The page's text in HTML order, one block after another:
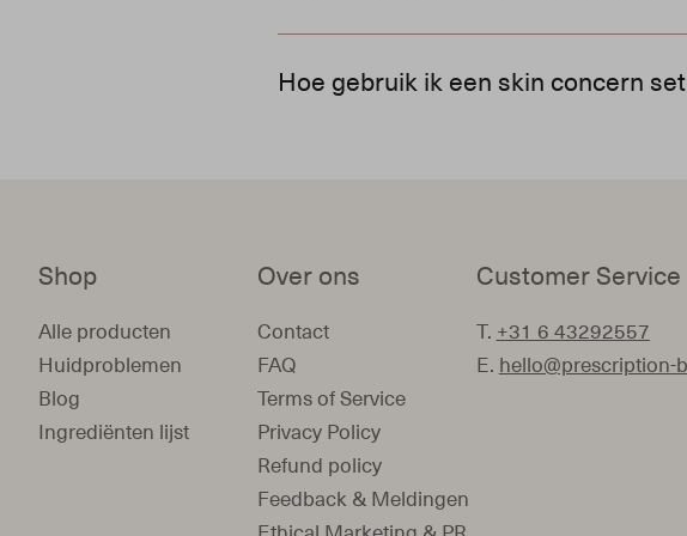
ingrediënten die de huid kalmeren en
Hoe gebruik ik een skin concern
Shop
Alle producten
Huidproblemen
Blog
Ingrediënten lijst
Over ons
Contact
FAQ
Terms of Service
Privacy Policy
Refund policy
Feedback & Meldingen
Customer Service
T. +31 6 43292557
E. hello@prescription-